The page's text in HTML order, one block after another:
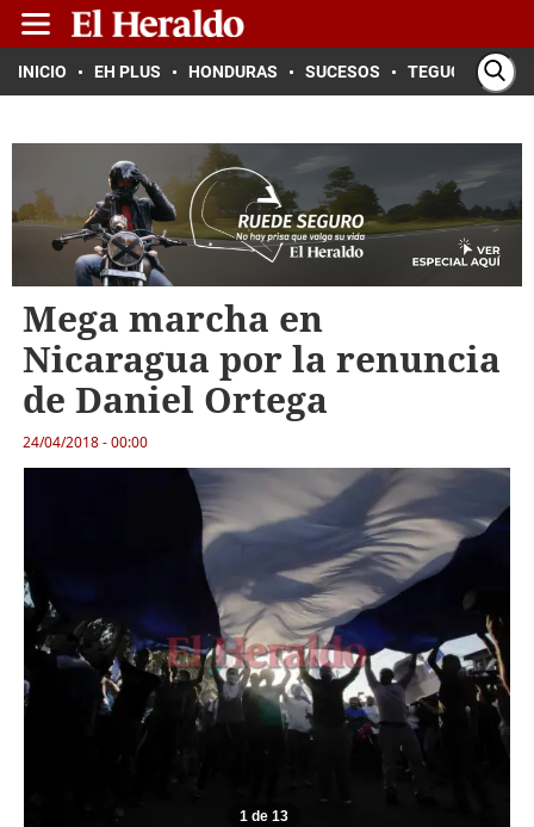
INICIO EH PLUS HONDURAS SUCESOS TEGUCIGALPA
Mega marcha en
Nicaragua por la renuncia
de Daniel Ortega
24/04/2018 - 00:00
1 de 13